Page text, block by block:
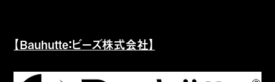
【Bauhutte：ビーズ株式会社】